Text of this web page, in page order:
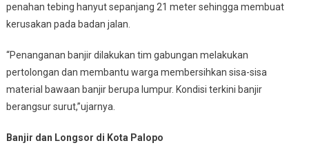
penahan tebing hanyut sepanjang 21 meter sehingga membuat
kerusakan pada badan jalan.
“Penanganan banjir dilakukan tim gabungan melakukan
pertolongan dan membantu warga membersihkan sisa-sisa
material bawaan banjir berupa lumpur. Kondisi terkini banjir
berangsur surut,”ujarnya.
Banjir dan Longsor di Kota Palopo